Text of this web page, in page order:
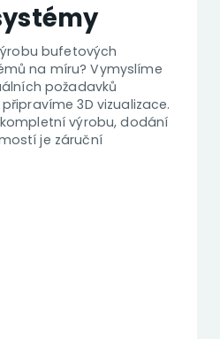
bufetových
na míru? Vymyslíme
požadavků
3D vizualizace.
výrobu, dodání
je záruční